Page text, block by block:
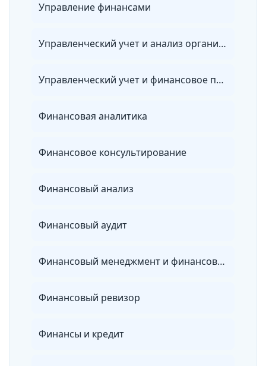
Управление финансами
Управленческий учет и анализ организации
Управленческий учет и финансовое планирование в организации
Финансовая аналитика
Финансовое консультирование
Финансовый анализ
Финансовый аудит
Финансовый менеджмент и финансовый анализ
Финансовый ревизор
Финансы и кредит